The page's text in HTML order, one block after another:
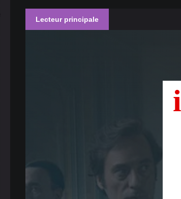
Lecteur principale
i